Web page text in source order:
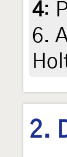
4:
6.
2.